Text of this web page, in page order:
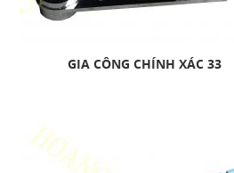
GIA CÔNG CHÍNH XÁC 33